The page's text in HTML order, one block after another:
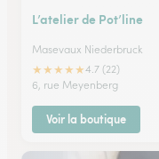
L’atelier de Pot’line
Masevaux Niederbruck
★★★★★4.7 (22)
6, rue Meyenberg
Voir la boutique